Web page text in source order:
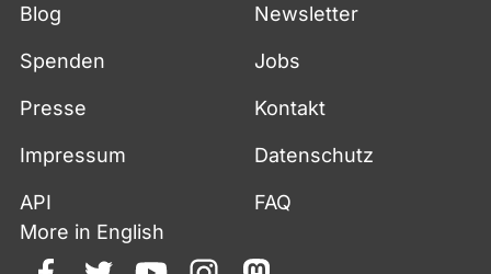
Blog Newsletter
Spenden Jobs
Presse Kontakt
Impressum Datenschutz
API
FAQ
More in English